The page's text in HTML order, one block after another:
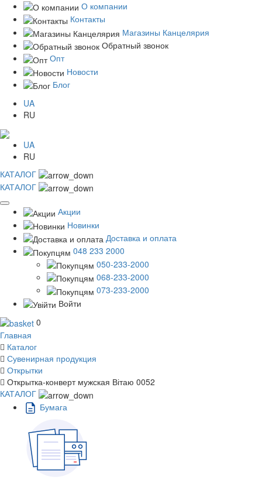
О компании
Контакты
Магазины Канцелярия
Обратный звонок
Опт
Новости
Блог
UA
RU
UA
RU
КАТАЛОГ
КАТАЛОГ
Акции
Новинки
Доставка и оплата
048 233 2000
050-233-2000
068-233-2000
073-233-2000
Войти
0
Главная
Каталог
Сувенирная продукция
Открытки
Открытка-конверт мужская Вітаю 0052
КАТАЛОГ
Бумага